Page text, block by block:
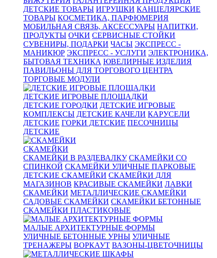
ДЕТСКИЕ ТОВАРЫ ИГРУШКИ КАНЦЕЛЯРСКИЕ
ТОВАРЫ КОСМЕТИКА, ПАРФЮМЕРИЯ
МОБИЛЬНАЯ СВЯЗЬ, АКСЕССУАРЫ НАПИТКИ,
ПРОДУКТЫ ОЧКИ СЕРВИСНЫЕ СТОЙКИ
СУВЕНИРЫ, ПОДАРКИ ЧАСЫ ЭКСПРЕСС -
МАНИКЮР ЭКСПРЕСС - УСЛУГИ ЭЛЕКТРОНИКА,
БЫТОВАЯ ТЕХНИКА ЮВЕЛИРНЫЕ ИЗДЕЛИЯ
ПАВИЛЬОНЫ ДЛЯ ТОРГОВОГО ЦЕНТРА
ТОРГОВЫЕ МОДУЛИ
ДЕТСКИЕ ИГРОВЫЕ ПЛОЩАДКИ
ДЕТСКИЕ ГОРОДКИ ДЕТСКИЕ ИГРОВЫЕ
КОМПЛЕКСЫ ДЕТСКИЕ КАЧЕЛИ КАРУСЕЛИ
ДЕТСКИЕ ГОРКИ ДЕТСКИЕ ПЕСОЧНИЦЫ
ДЕТСКИЕ
СКАМЕЙКИ
СКАМЕЙКИ В РАЗДЕВАЛКУ СКАМЕЙКИ СО
СПИНКОЙ СКАМЕЙКИ УЛИЧНЫЕ ПАРКОВЫЕ
ДЕТСКИЕ СКАМЕЙКИ СКАМЕЙКИ ДЛЯ
МАГАЗИНОВ КРАСИВЫЕ СКАМЕЙКИ ЛАВКИ
СКАМЕЙКИ МЕТАЛЛИЧЕСКИЕ СКАМЕЙКИ
САДОВЫЕ СКАМЕЙКИ СКАМЕЙКИ БЕТОННЫЕ
СКАМЕЙКИ ПЛАСТИКОВЫЕ
МАЛЫЕ АРХИТЕКТУРНЫЕ ФОРМЫ
УЛИЧНЫЕ БЕТОННЫЕ УРНЫ УЛИЧНЫЕ
ТРЕНАЖЕРЫ ВОРКАУТ ВАЗОНЫ-ЦВЕТОЧНИЦЫ